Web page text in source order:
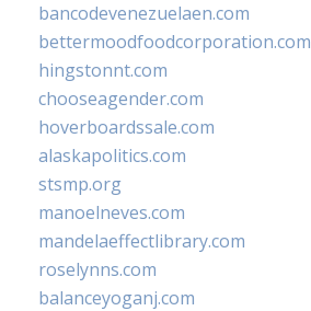
bancodevenezuelaen.com
bettermoodfoodcorporation.com
hingstonnt.com
chooseagender.com
hoverboardssale.com
alaskapolitics.com
stsmp.org
manoelneves.com
mandelaeffectlibrary.com
roselynns.com
balanceyoganj.com